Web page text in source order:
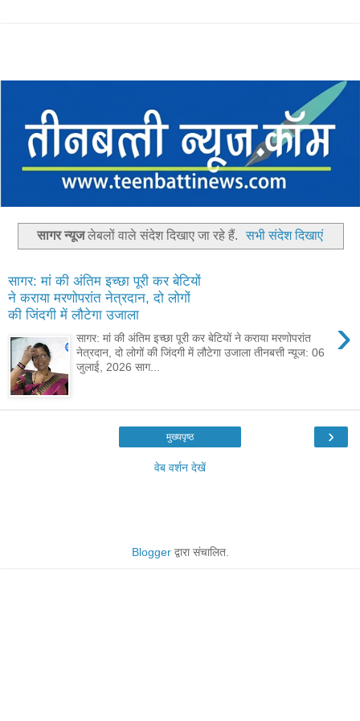
सागर न्यूजलेबलों वाले संदेश दिखाए जा रहे हैं. सभी संदेश दिखाएं
सागर: मां की अंतिम इच्छा पूरी कर बेटियों
ने कराया मरणोपरांत नेत्रदान, दो लोगों
की जिंदगी में लौटेगा उजाला
›
सागर: मां की अंतिम इच्छा पूरी कर बेटियों ने कराया मरणोपरांत
नेत्रदान, दो लोगों की जिंदगी में लौटेगा उजाला तीनबत्ती न्यूज: 06
जुलाई, 2026 साग...
›
मुख्यपृष्ठ
वेब वर्शन देखें
Bloggerद्वारा संचालित.